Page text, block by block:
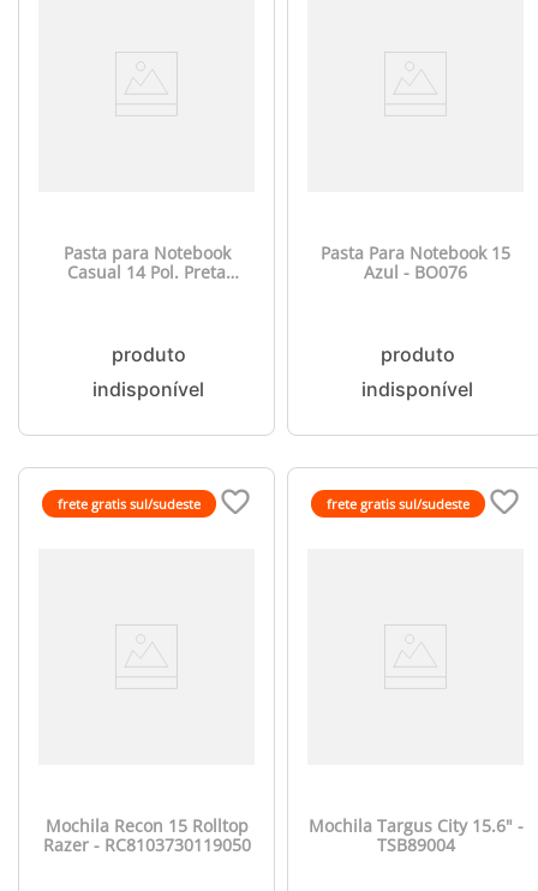
Pasta para Notebook
Casual 14 Pol. Preta
Pasta Para Notebook 15
Azul - BO076
frete gratis sul/sudeste
Mochila Recon 15 Rolltop
Razer - RC8103730119050
frete gratis sul/sudeste
Mochila Targus City 15.6" -
TSB89004